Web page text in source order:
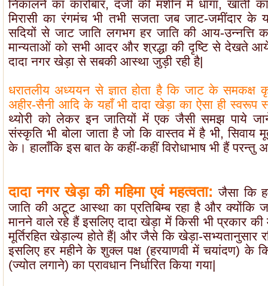
निकालने का कारोबार, दर्जी की मशीन में धागा, खाती
मिरासी का रंगमंच भी तभी सजता जब जाट-जमींदार के
सदियों से जाट जाति लगभग हर जाति की आय-उन्नत्ति
मान्यताओं को सभी आदर और श्रद्धा की दृष्टि से देखते
दादा नगर खेड़ा से सबकी आस्था जुड़ी रही है|
धरातलीय अध्ययन से ज्ञात होता है कि जाट के
अहीर-सैनी आदि के यहाँ भी दादा खेड़ा का ऐसा ही स्वरूप
थ्योरी को लेकर इन जातियों में एक जैसी समझ पाये
संस्कृति भी बोला जाता है जो कि वास्तव में है भी, सिवाय
के। हालाँकि इस बात के कहीं-कहीं विरोधाभाष भी हैं परन्तु
दादा नगर खेड़ा की महिमा एवं महत्वता:जैसा कि
जाति की अटूट आस्था का प्रतिबिम्ब रहा है और क्योंकि
मानने वाले रहे हैं इसलिए दादा खेड़ा में किसी भी प्रकार की
मूर्तिरहित खेड़ाल्य होते हैं| और जैसे कि खेड़ा-सभ्यतानुसार
इसलिए हर महीने के शुक्ल पक्ष (हरयाणवी में चयांदण) के
(ज्योत लगाने) का प्रावधान निर्धारित किया गया|